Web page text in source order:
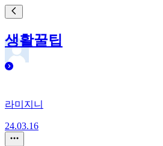
생활꿀팁
라미지니
24.03.16